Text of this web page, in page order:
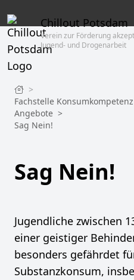
Chillout Potsdam
Verein zur Förderung
Jugend- und Drogenarbeit
>
Fachstelle Konsumkompetenz
Angebote >
Sag Nein!
Sag Nein!
Jugendliche zwischen
einer geistiger
besonders gefährdet
Substanzkonsum,